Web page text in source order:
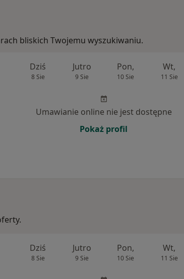
bliskich Twojemu wyszukiwaniu.
Dziś
8 Sie
Jutro
9 Sie
Pon,
10 Sie
Wt,
11 Sie
Umawianie online nie jest dostępne
Pokaż profil
Dziś
8 Sie
Jutro
9 Sie
Pon,
10 Sie
Wt,
11 Sie